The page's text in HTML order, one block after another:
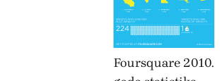
Foursquare 2010.